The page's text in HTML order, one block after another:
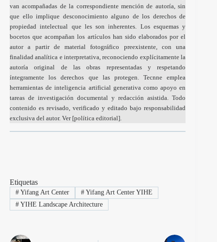
van acompañadas de la correspondiente mención de autoría, sin
que ello implique desconocimiento alguno de los derechos de
propiedad intelectual que les son inherentes. Los esquemas y
bocetos que acompañan los artículos han sido elaborados por el
autor a partir de material fotográfico preexistente, con una
finalidad analítica e interpretativa, reconociendo explícitamente la
autoría original de las obras representadas y respetando
íntegramente los derechos que las protegen. Tecnne emplea
herramientas de inteligencia artificial generativa como apoyo en
tareas de investigación documental y redacción asistida. Todo
contenido es revisado, verificado y editado bajo responsabilidad
exclusiva del autor. Ver [política editorial].
Etiquetas
#Yifang Art Center #Yifang Art Center YIHE
#YIHE Landscape Architecture